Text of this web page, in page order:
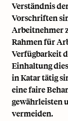
Verständnis
Vorschriften
Arbeitnehmer
Rahmen für
Verfügbarkeit
Einhaltung
in Katar tätig
eine faire
gewährleisten
vermeiden.